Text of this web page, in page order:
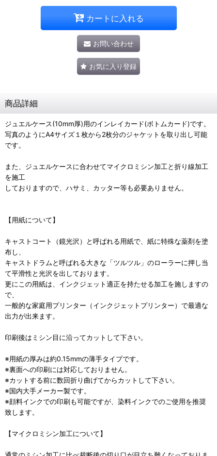
カートに入れる
お問い合わせ
お気に入り登録
商品詳細
ジュエルケース(10mm厚)用のインレイカード(ボトムカード)です。
写真のようにA4サイズ１枚から2枚分のジャケットを取り出し可能
です。
また、ジュエルケースに合わせてマイクロミシン加工と折り線加工
を施工
しておりますので、ハサミ、カッター等も必要ありません。
【用紙について】
キャストコート（鏡光沢）と呼ばれる用紙で、紙に特殊な薬剤を塗
布し、
キャストドラムと呼ばれる大きな「ツルツル」のローラーに押し当
て平滑性と光沢を出しております。
更にこの用紙は、インクジェット適正を持たせる加工を施しますの
で、
一般的な家庭用プリンター（インクジェットプリンター）で最適な
出力が出来ます。
印刷後はミシン目に沿ってカットして下さい。
※用紙の厚みは約0.15mmの薄手タイプです。
※裏面への印刷には対応しておりません。
※カットする前に数回折り曲げてからカットして下さい。
※国内大手メーカー製です。
※顔料インクでの印刷も可能ですが、染料インクでのご使用を推奨
致します。
【マイクロミシン加工について】